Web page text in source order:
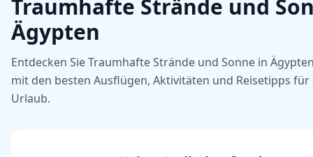
Traumhafte Strände und
Ägypten
Entdecken Sie Traumhafte Strände und Sonne in
mit den besten Ausflügen, Aktivitäten und Reisetipps
Urlaub.